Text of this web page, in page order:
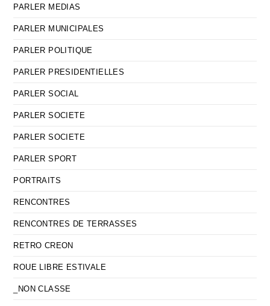
PARLER MEDIAS
PARLER MUNICIPALES
PARLER POLITIQUE
PARLER PRESIDENTIELLES
PARLER SOCIAL
PARLER SOCIETE
PARLER SOCIETE
PARLER SPORT
PORTRAITS
RENCONTRES
RENCONTRES DE TERRASSES
RETRO CREON
ROUE LIBRE ESTIVALE
_NON CLASSE